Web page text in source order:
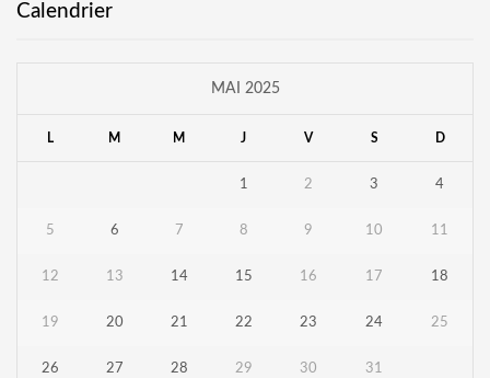
Calendrier
MAI 2025
L M M J V S D
1 2 3 4
5 6 7 8 9 10 11
12 13 14 15 16 17 18
19 20 21 22 23 24 25
26 27 28 29 30 31